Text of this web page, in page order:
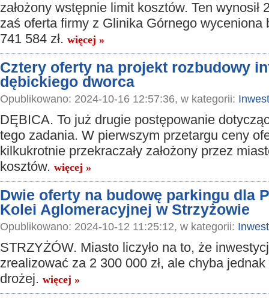
założony wstępnie limit kosztów. Ten wynosił
zaś oferta firmy z Glinika Górnego wyceniona
741 584 zł. więcej »
Cztery oferty na projekt rozbudowy
dębickiego dworca
Opublikowano: 2024-10-16 12:57:36, w kategorii:
DĘBICA. To już drugie postępowanie
tego zadania. W pierwszym przetargu ceny
kilkukrotnie przekraczały założony przez
kosztów. więcej »
Dwie oferty na budowę parkingu dla
Kolei Aglomeracyjnej w Strzyżowie
Opublikowano: 2024-10-12 11:25:12, w kategorii:
STRZYŻÓW. Miasto liczyło na to, że
zrealizować za 2 300 000 zł, ale chyba
drożej. więcej »